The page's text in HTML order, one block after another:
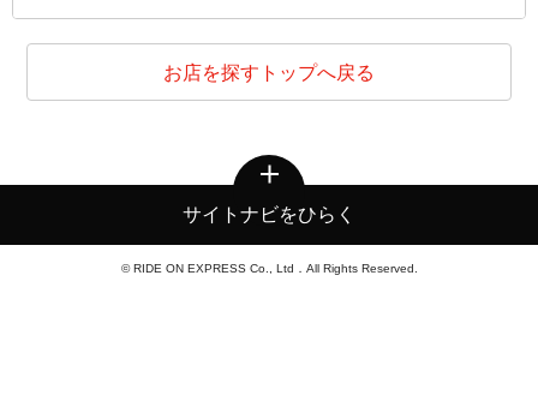
お店を探すトップへ戻る
サイトナビをひらく
© RIDE ON EXPRESS Co., Ltd．All Rights Reserved.